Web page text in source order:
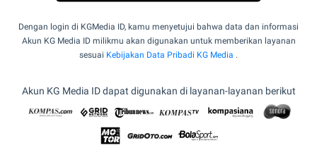
Dengan login di KGMedia ID, kamu menyetujui bahwa data dan informasi
Akun KG Media ID milikmu akan digunakan untuk memberikan layanan
sesuai Kebijakan Data Pribadi KG Media .
Akun KG Media ID dapat digunakan di layanan-layanan berikut